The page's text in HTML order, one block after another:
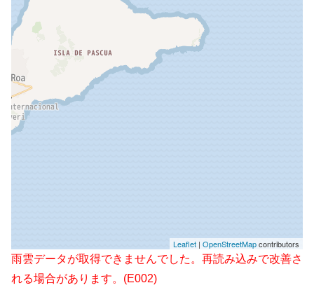
Leaflet | OpenStreetMapcontributors
雨雲データが取得できませんでした。再読み込みで改善さ
れる場合があります。(E002)